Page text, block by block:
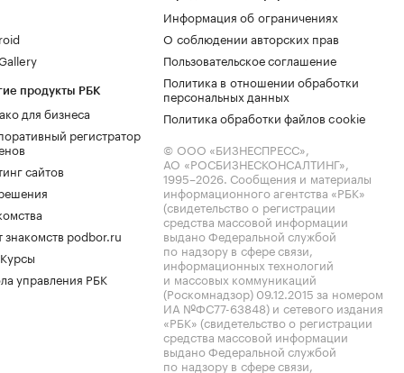
продукты РБК
для бизнеса
регистратор
сайтов
знакомств podbor.ru
управления РБК
Информация об ограничениях
О соблюдении авторских прав
Пользовательское соглашение
Политика в отношении обработки
персональных данных
Политика обработки файлов cookie
© ООО «БИЗНЕСПРЕСС»,
АО «РОСБИЗНЕСКОНСАЛТИНГ»,
1995–2026. Сообщения и материалы
информационного агентства «РБК»
(свидетельство о регистрации
средства массовой информации
выдано Федеральной службой
по надзору в сфере связи,
информационных технологий
и массовых коммуникаций
(Роскомнадзор) 09.12.2015 за номером
ИА №ФС77-63848) и сетевого издания
«РБК» (свидетельство о регистрации
средства массовой информации
выдано Федеральной службой
по надзору в сфере связи,